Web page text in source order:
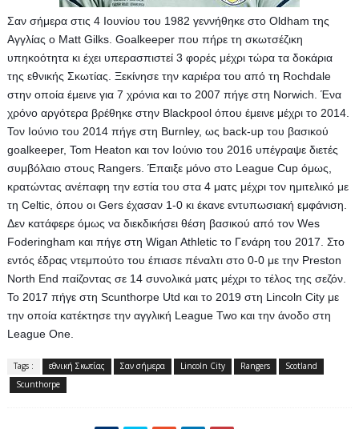
Σαν σήμερα στις 4 Ιουνίου του 1982 γεννήθηκε στο Oldham της
Αγγλίας ο Matt Gilks. Goalkeeper που πήρε τη σκωτσέζικη
υπηκοότητα κι έχει υπερασπιστεί 3 φορές μέχρι τώρα τα δοκάρια
της εθνικής Σκωτίας. Ξεκίνησε την καριέρα του από τη Rochdale
στην οποία έμεινε για 7 χρόνια και το 2007 πήγε στη Norwich. Ένα
χρόνο αργότερα βρέθηκε στην Blackpool όπου έμεινε μέχρι το 2014.
Toν Ιούνιο του 2014 πήγε στη Burnley, ως back-up του βασικού
goalkeeper, Tom Heaton και τον Ιούνιο του 2016 υπέγραψε διετές
συμβόλαιο στους Rangers. Έπαιξε μόνο στο League Cup όμως,
κρατώντας ανέπαφη την εστία του στα 4 ματς μέχρι τον ημιτελικό με
τη Celtic, όπου οι Gers έχασαν 1-0 κι έκανε εντυπωσιακή εμφάνιση.
Δεν κατάφερε όμως να διεκδικήσει θέση βασικού από τον Wes
Foderingham και πήγε στη Wigan Athletic το Γενάρη του 2017. Στο
εντός έδρας ντεμπούτο του έπιασε πέναλτι στο 0-0 με την Preston
North End παίζοντας σε 14 συνολικά ματς μέχρι το τέλος της σεζόν.
Το 2017 πήγε στη Scunthorpe Utd και το 2019 στη Lincoln City με
την οποία κατέκτησε την αγγλική League Two και την άνοδο στη
League One.
Tags : εθνική Σκωτίας Σαν σήμερα Lincoln City Rangers
Scotland
Scunthorpe